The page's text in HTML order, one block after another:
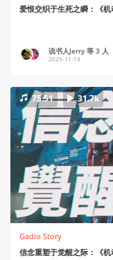
爱恨交织于生死之瞬：《机
说书人Jerry 等 3 人
2025-11-14
75:51 31.7k
Gadio Story
信念重塑于觉醒之际：《机